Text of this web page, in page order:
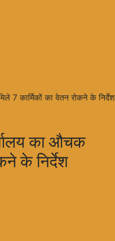
7 कार्मिकों का वेतन रोकने के निर्देश
का औचक
के निर्देश